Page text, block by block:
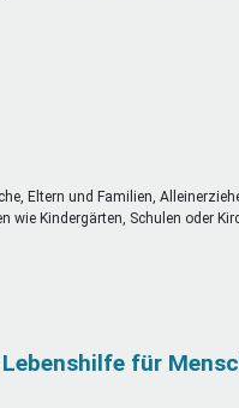
Eltern und Familien,
wie Kindergärten, Schulen oder
für